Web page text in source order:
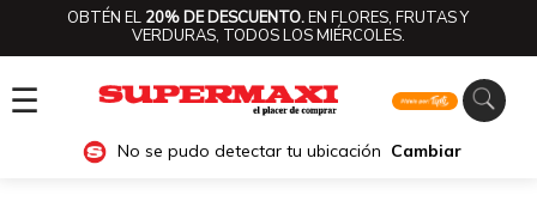
OBTÉN EL 20% DE DESCUENTO.EN FLORES, FRUTAS Y
VERDURAS, TODOS LOS MIÉRCOLES.
☰
No se pudo detectar tu ubicación Cambiar